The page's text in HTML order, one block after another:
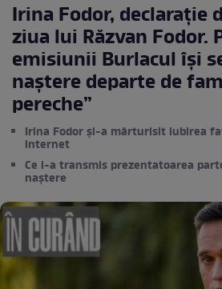
Irina Fodor, declarație
ziua lui Răzvan Fodor.
emisiunii Burlacul își
naștere departe de
pereche”
Irina Fodor și-a mărturisit iubirea
internet
Ce i-a transmis prezentatoarea
naștere